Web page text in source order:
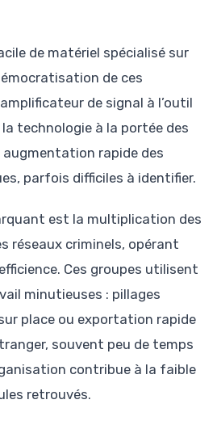
de matériel spécialisé sur
de ces
de signal à l’outil
technologie à la portée des
rapide des
parfois difficiles à identifier.
est la multiplication des
réseaux criminels, opérant
Ces groupes utilisent
minutieuses : pillages
place ou exportation rapide
souvent peu de temps
contribue à la faible
retrouvés.